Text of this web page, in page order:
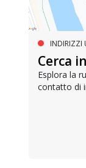
INDIRIZZI
Cerca
Esplora la
contatto di